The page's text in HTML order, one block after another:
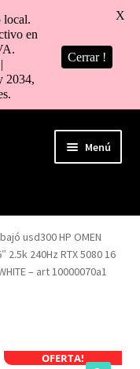
Menú
bajó usd300 HP OMEN
2.5k 240Hz RTX 5080 16
– art 10000070a1
OFERTA!
local.
en
|
2034,
Cerrar !
X